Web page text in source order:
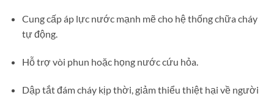
Cung cấp áp lực nước mạnh mẽ cho hệ thống chữa cháy
tự động.
Hỗ trợ vòi phun hoặc họng nước cứu hỏa.
Dập tắt đám cháy kịp thời, giảm thiểu thiệt hại về người